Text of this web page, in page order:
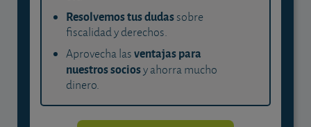
Resolvemos tus dudassobre
fiscalidad y derechos.
Aprovecha lasventajas para
nuestros sociosy ahorra mucho
dinero.